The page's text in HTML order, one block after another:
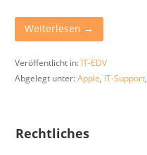
Weiterlesen →
Veröffentlicht in: IT-EDV
Abgelegt unter:Apple, IT-Support,
Rechtliches